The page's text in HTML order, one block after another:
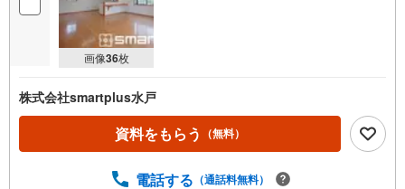
画像36枚
株式会社smartplus水戸
資料をもらう （無料）
電話する （通話料無料）